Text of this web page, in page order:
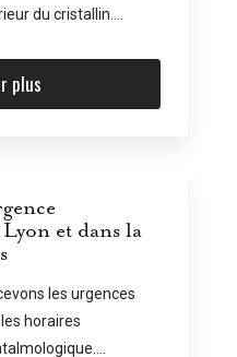
du cristallin....
plus
et dans la
les urgences
horaires